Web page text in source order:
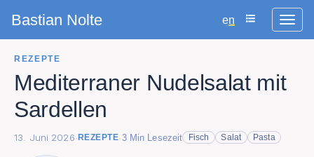
Bastian Nolte en
REZEPTE
Mediterraner Nudelsalat mit
Sardellen
13. Juni 2026· REZEPTE·3 Min Lesezeit Fisch Salat Pasta